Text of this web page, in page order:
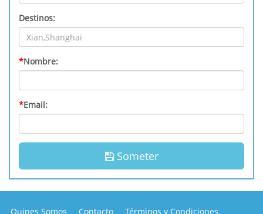
Destinos:
*Nombre:
*Email:
Someter
Quines Somos Contacto Términos y Condiciones